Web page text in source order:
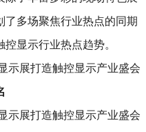
了多场聚焦行业热点的同期
显示行业热点趋势。